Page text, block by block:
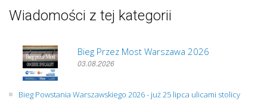
Wiadomości z tej kategorii
Bieg Przez Most Warszawa 2026
03.08.2026
Bieg Powstania Warszawskiego 2026 - już 25 lipca ulicami stolicy